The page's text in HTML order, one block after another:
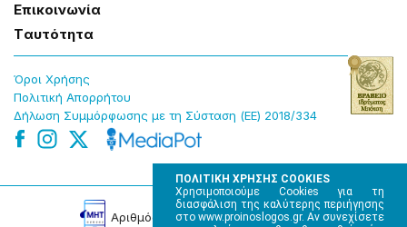
ΠΟΛΙΤΙΚΗ ΧΡΗΣΗΣ COOKIES
Χρησιμοποιούμε Cookies για τη
διασφάλιση της καλύτερης περιήγησης
στο www.proinoslogos.gr. Αν συνεχίσετε
Επɩκοɩνωνία
Tαυτότητα
Όροɩ Χρήσης
Πολɩτɩκή Απορρήτου
Δήλωση Συμμόρφωσης με τη Σύσταση (ΕΕ) 2018/334
Αρɩθμός Πɩστοποίησης Μ.Η.Τ. 220242